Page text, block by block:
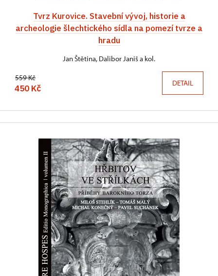
Tvrz Kurovice. Stavební vývoj, historie a
archeologie šlechtického sídla na pomezí tvrze a
hradu
Jan Štětina, Dalibor Janiš a kol.
559 Kč
450 Kč DETAIL